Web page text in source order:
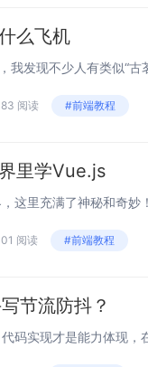
么飞机
阅读 #前端教程
里学Vue.js
阅读 #前端教程
节流防抖？